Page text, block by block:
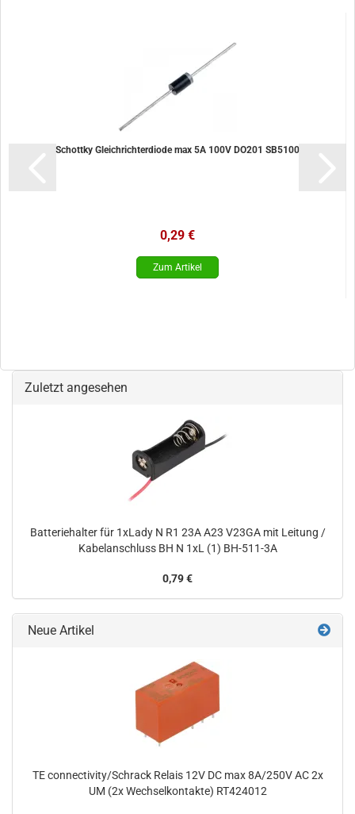
Schottky Gleichrichterdiode max 5A 100V DO201 SB5100
0,29 €
Zuletzt angesehen
Batteriehalter für 1xLady N R1 23A A23 V23GA mit Leitung /
Kabelanschluss BH N 1xL (1) BH-511-3A
0,79 €
Neue Artikel
TE connectivity/Schrack Relais 12V DC max 8A/250V AC 2x
UM (2x Wechselkontakte) RT424012